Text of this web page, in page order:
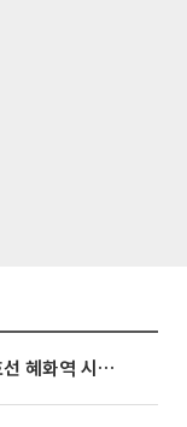
전장연, 오늘(10일) 서울 지하철 4호선 혜화역 시위…1호선 용산역 무정차